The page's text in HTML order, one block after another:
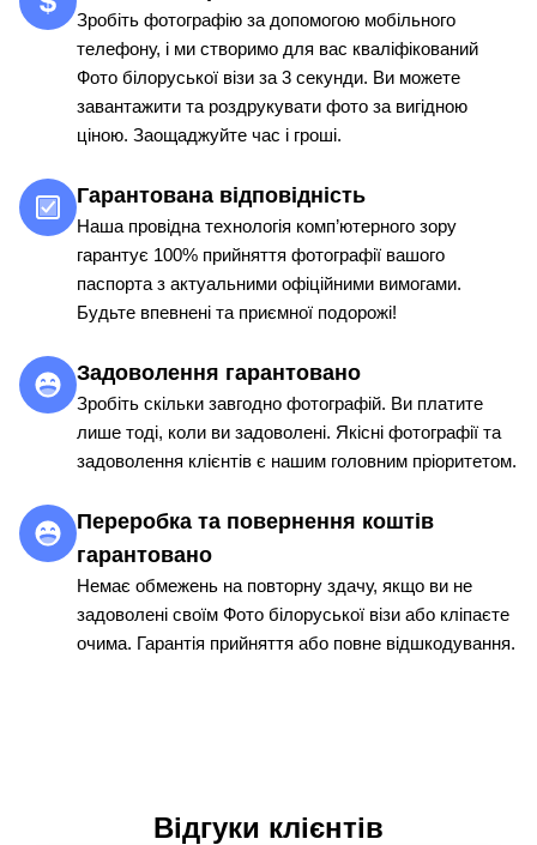
Зробіть фотографію за допомогою мобільного
телефону, і ми створимо для вас кваліфікований
Фото білоруської візи за 3 секунди. Ви можете
завантажити та роздрукувати фото за вигідною
ціною. Заощаджуйте час і гроші.
Гарантована відповідність
Наша провідна технологія комп’ютерного зору
гарантує 100% прийняття фотографії вашого
паспорта з актуальними офіційними вимогами.
Будьте впевнені та приємної подорожі!
Задоволення гарантовано
Зробіть скільки завгодно фотографій. Ви платите
лише тоді, коли ви задоволені. Якісні фотографії та
задоволення клієнтів є нашим головним пріоритетом.
Переробка та повернення коштів
гарантовано
Немає обмежень на повторну здачу, якщо ви не
задоволені своїм Фото білоруської візи або кліпаєте
очима. Гарантія прийняття або повне відшкодування.
Відгуки клієнтів